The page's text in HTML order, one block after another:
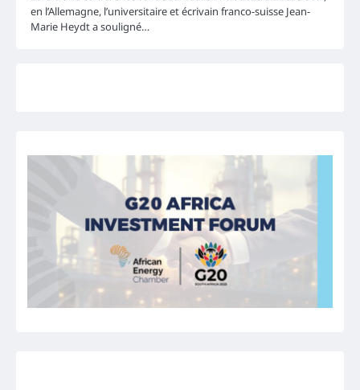
en l’Allemagne, l’universitaire et écrivain franco-suisse Jean-
Marie Heydt a souligné…